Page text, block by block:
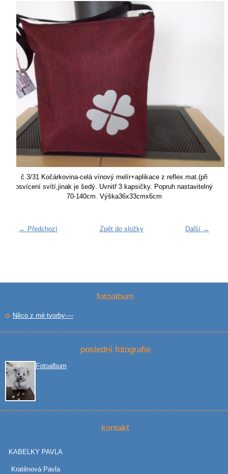
č.3/31 Kočárkovina-celá vínový melír+aplikace z reflex.mat.(při
osvícení svítí,jinak je šedý. Uvnitř 3 kapsičky. Popruh nastavitelný
70-140cm. Výška36x33cmx6cm
← Předchozí Další →
Zpět do složky
fotoalbum
Něco z mé tvorby----
poslední fotografie
Fotoalbum
kontakt
KABELKY PAVLA
Kratěnová Pavla